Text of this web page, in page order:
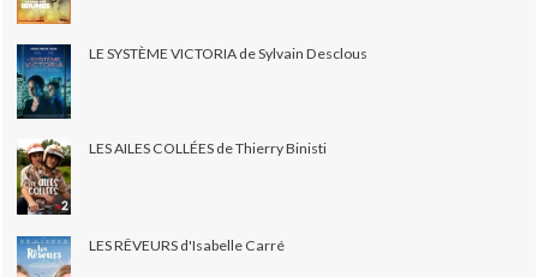
LE SYSTÈME VICTORIA de Sylvain Desclous
LES AILES COLLÉES de Thierry Binisti
LES RÊVEURS d'Isabelle Carré